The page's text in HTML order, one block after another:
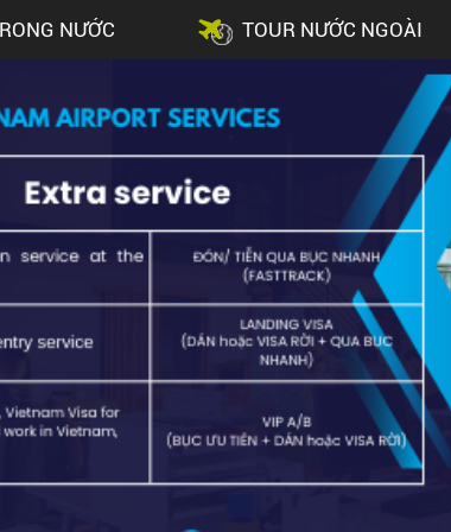
NƯỚC TOUR NƯỚC NGOÀI